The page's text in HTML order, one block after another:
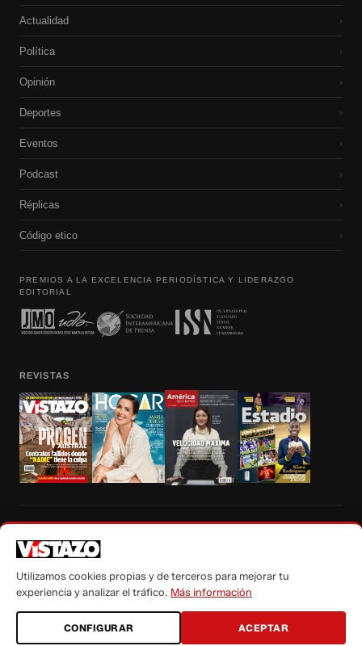
Actualidad ›
Política ›
Opinión ›
Deportes ›
Eventos ›
Podcast ›
Réplicas ›
Código etico ›
PREMIOS A LA EXCELENCIA PERIODÍSTICA Y LIDERAZGO
EDITORIAL
REVISTAS
autorización escrita de su titular, de todos los contenidos de Vistazo.com.
Utilizamos cookies propias y de terceros para mejorar tu
experiencia y analizar el tráfico. Más información
CONFIGURAR ACEPTAR